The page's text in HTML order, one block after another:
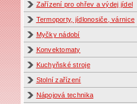
Zařízení pro ohřev a výdej jídel
Termoporty, jídlonosiče, várnice
Myčky nádobí
Konvektomaty
Kuchyňské stroje
Stolní zařízení
Nápojová technika